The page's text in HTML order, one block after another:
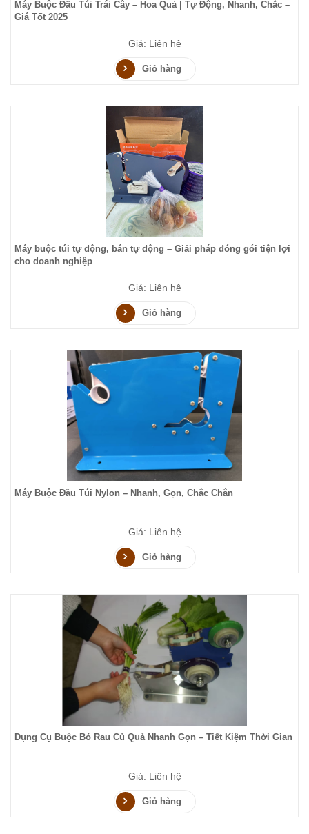
Máy Buộc Đầu Túi Trái Cây – Hoa Quả | Tự Động, Nhanh, Chắc –
Giá Tốt 2025
Giá: Liên hệ
Giỏ hàng
Máy buộc túi tự động, bán tự động – Giải pháp đóng gói tiện lợi
cho doanh nghiệp
Giá: Liên hệ
Giỏ hàng
Máy Buộc Đầu Túi Nylon – Nhanh, Gọn, Chắc Chắn
Giá: Liên hệ
Giỏ hàng
Dụng Cụ Buộc Bó Rau Củ Quả Nhanh Gọn – Tiết Kiệm Thời Gian
Giá: Liên hệ
Giỏ hàng